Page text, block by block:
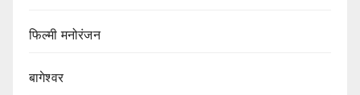
फिल्मी मनोरंजन
बागेश्वर